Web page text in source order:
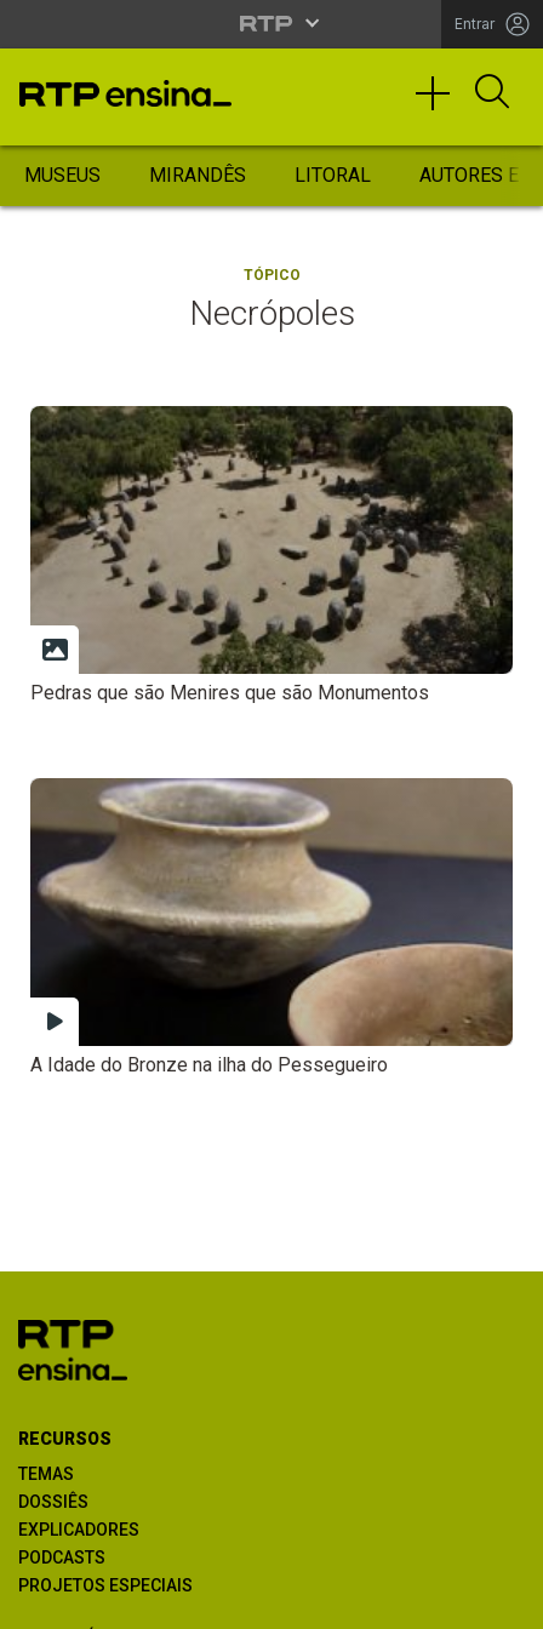
Entrar
MUSEUS MIRANDÊS LITORAL AUTORES
TÓPICO
Necrópoles
Pedras que são Menires que são Monumentos
A Idade do Bronze na ilha do Pessegueiro
RECURSOS
TEMAS
DOSSIÊS
EXPLICADORES
PODCASTS
PROJETOS ESPECIAIS